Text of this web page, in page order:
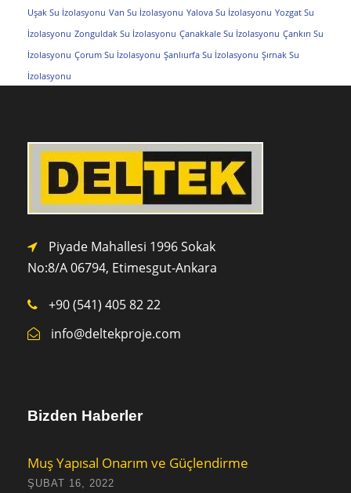
Uşak Su İzolasyonu Van Su İzolasyonu Yalova Su İzolasyonu Yozgat Su
İzolasyonu Zonguldak Su İzolasyonu Çanakkale Su İzolasyonu Çankırı Su
İzolasyonu Çorum Su İzolasyonu Şanlıurfa Su İzolasyonu Şırnak Su
İzolasyonu
Piyade Mahallesi 1996 Sokak
No:8/A 06794, Etimesgut-Ankara
+90 (541) 405 82 22
info@deltekproje.com
Bizden Haberler
Muş Yapısal Onarım ve Güçlendirme
ŞUBAT 16, 2022